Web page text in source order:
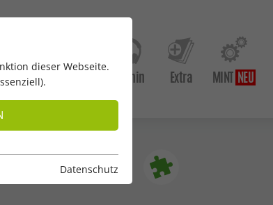
lesen Hör hin Extra MINT
dieser Webseite.
Datenschutz